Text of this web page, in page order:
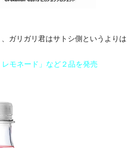
ガリガリ君はサトシ側というよりは
モネード」など２品を発売